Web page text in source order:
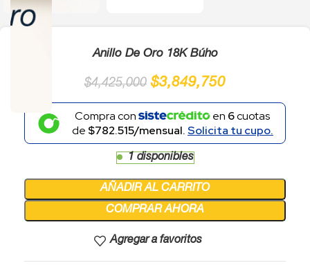
Anillo De Oro 18K Búho
$4,425,000 $3,849,750
Compra con en 6cuotas
de $782.515/mensual.Solicita tu cupo.
1 disponibles
AÑADIR AL CARRITO
COMPRAR AHORA
Agregar a favoritos